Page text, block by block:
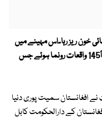
خون ریز رہا۔اس مہینے میں
پوری دنیا میں دہشت گر دی اور تخریب کاری کے تقریباً145 واقعات رونما ہوئے جس
میں دہشت گردی کے3 سانحات نے افغانستان سمیت پوری دنیا
گردوں نے افغانستان کے دارالحکومت کابل